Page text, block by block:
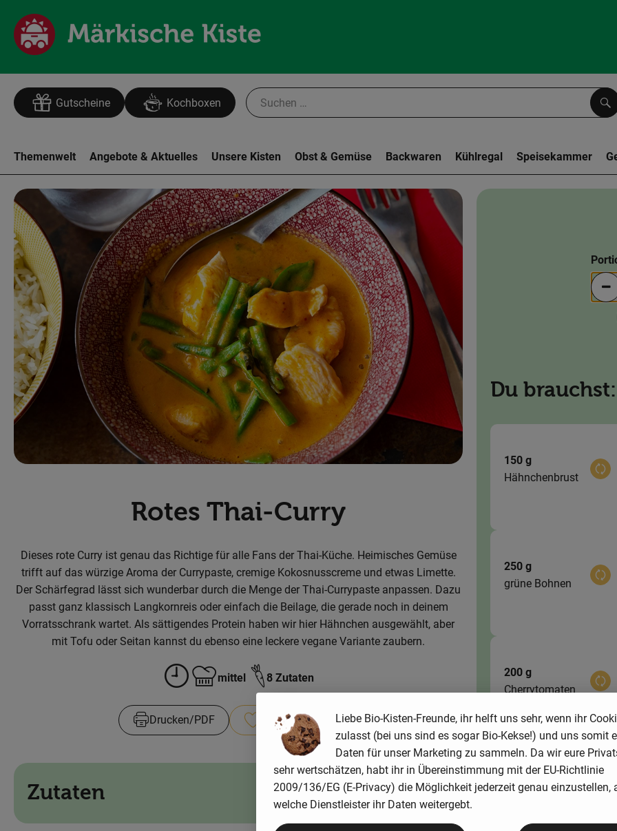
Gutscheine Kochboxen
Themenwelt Angebote & Aktuelles Unsere Kisten Obst & Gemüse Backwaren Kühlregal Speisekammer
Rotes Thai-Curry
Dieses rote Curry ist genau das Richtige für alle Fans der Thai-Küche. Heimisches Gemüse
trifft auf das würzige Aroma der Currypaste, cremige Kokosnusscreme und etwas Limette.
Der Schärfegrad lässt sich wunderbar durch die Menge der Thai-Currypaste anpassen. Dazu
passt ganz klassisch Langkornreis oder einfach die Beilage, die gerade noch in deinem
Vorratsschrank wartet. Als sättigendes Protein haben wir hier Hähnchen ausgewählt, aber
mit Tofu oder Seitan kannst du ebenso eine leckere vegane Variante zaubern.
Zubreitungszeit:
Schwierigkeit:
mittel 8 Zutaten
Drucken​/​PDF Rezept speichern
Zutaten
Du brauchst:
150 g
Hähnchenbrust
250 g
grüne Bohnen
200 g
Cherrytomaten
2 Stk
Limetten
Liebe Bio-Kisten-Freunde, ihr helft uns sehr, wenn ihr
zulasst (bei uns sind es sogar Bio-Kekse!) und uns somit
Daten für unser Marketing zu sammeln. Da wir eure
sehr wertschätzen, habt ihr in Übereinstimmung mit der EU-Richtlinie
2009/136/EG (E-Privacy) die Möglichkeit jederzeit genau einzustellen,
welche Dienstleister ihr Daten weitergebt.